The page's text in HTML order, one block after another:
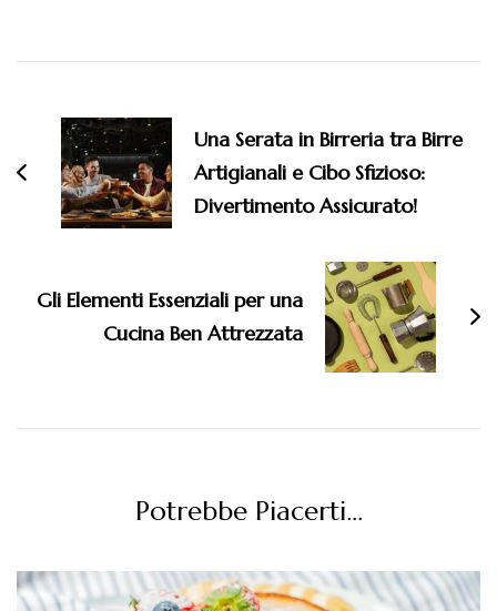
articoli
Una Serata in Birreria tra Birre
Artigianali e Cibo Sfizioso:
Divertimento Assicurato!
Gli Elementi Essenziali per una
Cucina Ben Attrezzata
Potrebbe Piacerti...